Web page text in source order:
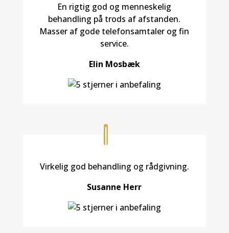
En rigtig god og menneskelig
behandling på trods af afstanden.
Masser af gode telefonsamtaler og fin
service.
Elin Mosbæk
Virkelig god behandling og rådgivning.
Susanne Herr